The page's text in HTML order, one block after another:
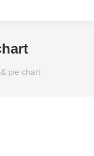
pie chart